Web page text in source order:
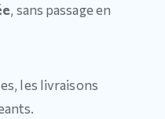
, sans passage en
les livraisons